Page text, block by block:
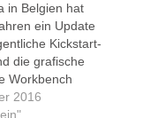
in Belgien hat
ein Update
Kickstart-
die grafische
Workbench
- mehr auf
2016